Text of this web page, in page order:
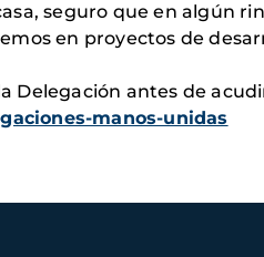
seguro que en algún
en proyectos de
antes de
manos-unidas